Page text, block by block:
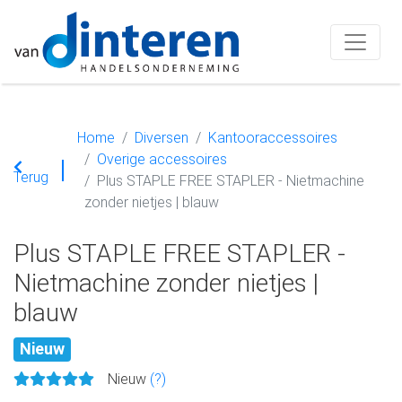
Terug
Home Diversen
Kantooraccessoires
Overige accessoires
Plus STAPLE FREE STAPLER - Nietmachine
zonder nietjes | blauw
Plus STAPLE FREE STAPLER -
Nietmachine zonder nietjes |
blauw
Nieuw
Nieuw (?)